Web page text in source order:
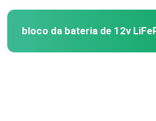
bloco da bateria de 12v